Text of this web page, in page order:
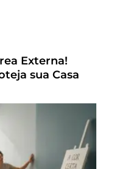
Externa!
sua Casa